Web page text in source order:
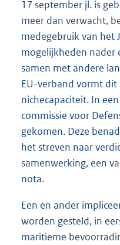
17 september jl. is
meer dan verwacht,
medegebruik van het
mogelijkheden nader
samen met andere
EU-verband vormt dit
nichecapaciteit. In
commissie voor
gekomen. Deze
het streven naar
samenwerking, een
nota.
Een en ander
worden gesteld, in
maritieme